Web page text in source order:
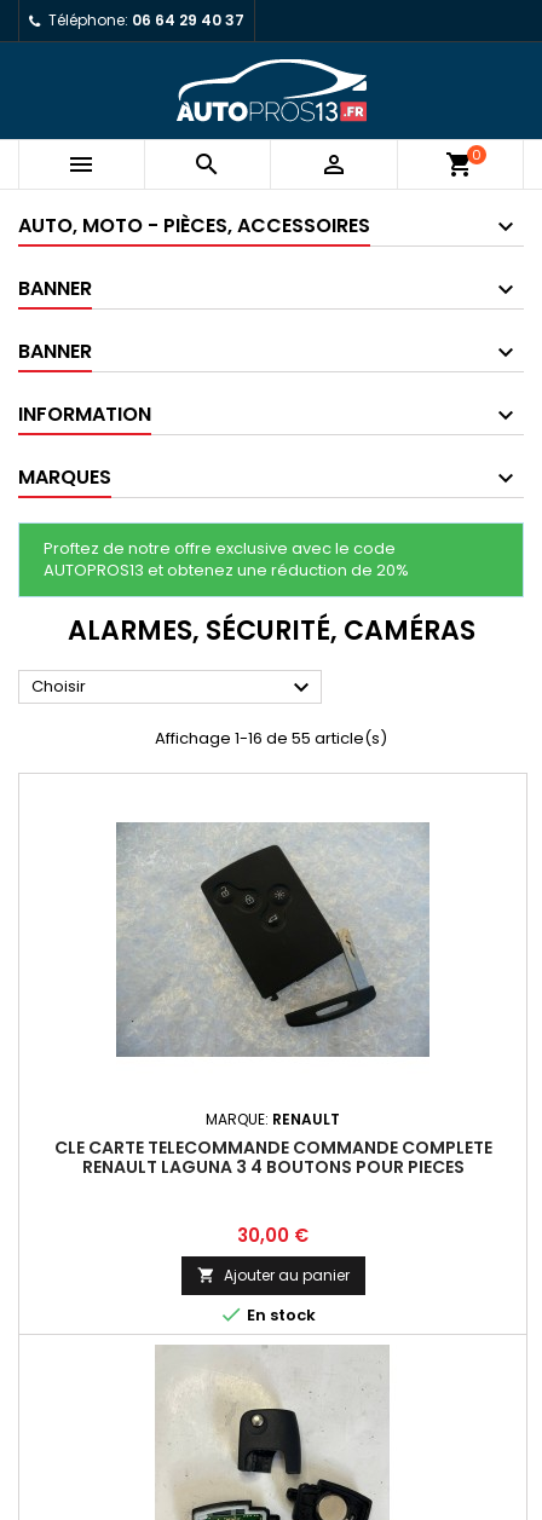
Téléphone: 06 64 29 40 37
   shopping_cart0
AUTO, MOTO - PIÈCES, ACCESSOIRES
BANNER
BANNER
INFORMATION
MARQUES
Proftez de notre offre exclusive avec le code
AUTOPROS13 et obtenez une réduction de 20%
ALARMES, SÉCURITÉ, CAMÉRAS
Choisir 
Affichage 1-16 de 55 article(s)
MARQUE: RENAULT
CLE CARTE TELECOMMANDE COMMANDE COMPLETE
RENAULT LAGUNA 3 4 BOUTONS POUR PIECES
Prix
30,00 €
 Ajouter au panier
 En stock